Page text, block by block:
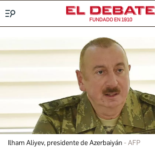
FUNDADO EN 1910
Ilham Aliyev, presidente de Azerbaiyán AFP